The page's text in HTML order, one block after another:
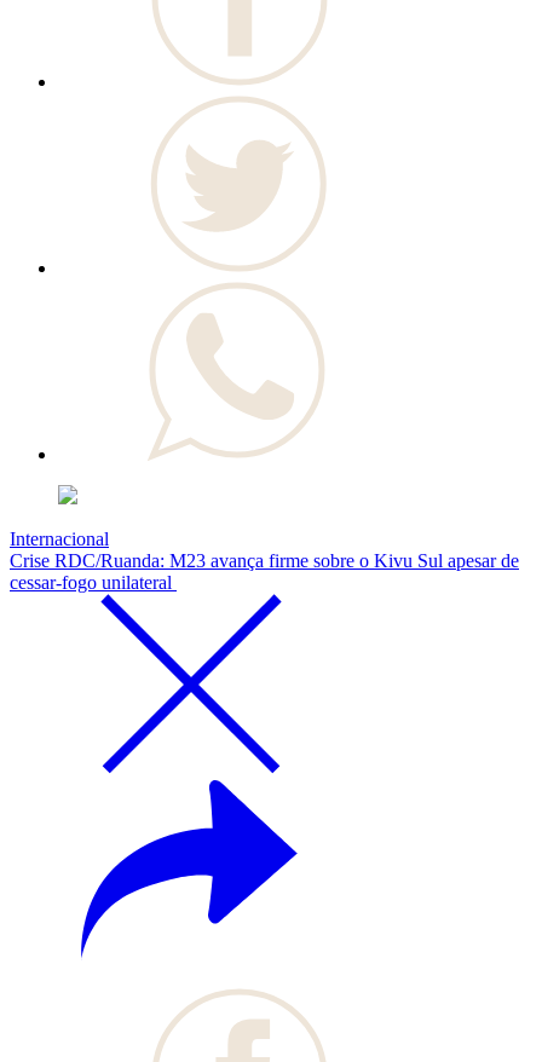
Internacional
Crise RDC/Ruanda: M23 avança firme sobre o Kivu Sul apesar de
cessar-fogo unilateral